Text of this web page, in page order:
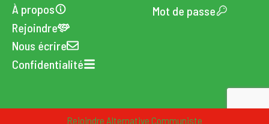
Rejoindre Alternative Communiste
À propos
Rejoindre
Nous écrire
Confidentialité
Mot de passe